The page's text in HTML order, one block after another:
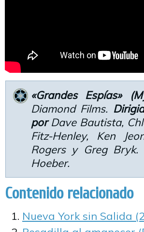
«Grandes Espías»
Diamond Films.
porDave Bautista,
Fitz-Henley, Ken
Rogers y Greg Bryk.
Hoeber.
Contenido relacionado
Nueva York sin Salida